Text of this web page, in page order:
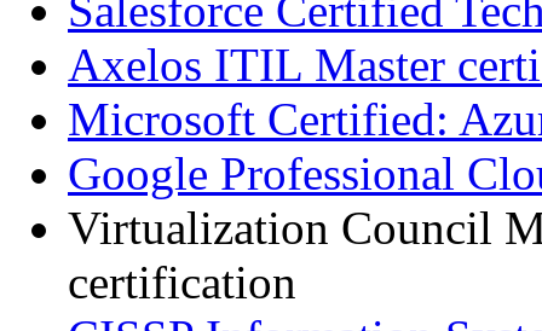
Axelos ITIL Master
Microsoft Certified:
Google Professional
Virtualization Council
certification